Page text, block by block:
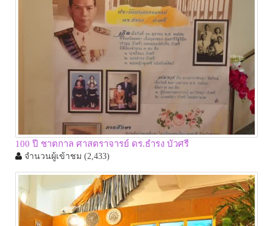
100 ปี ชาตกาล ศาสตราจารย์ ดร.ธำรง บัวศรี
จำนวนผู้เข้าชม (2,433)